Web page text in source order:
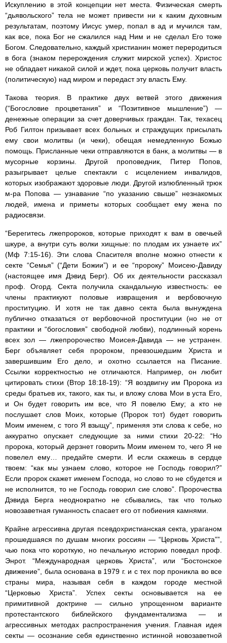
Искуплению в этой концепции нет места. Физическая смерть
“дьявольского” тела не может привести ни к каким духовным
результатам, поэтому Иисус умер, попал в ад и мучился там,
как все, пока Бог не сжалился над Ним и не сделал Его тоже
Богом. Следовательно, каждый христианин может переродиться
в бога (знаком перерождения служит мирской успех). Христос
не обладает никакой силой и ждет, пока церковь получит власть
(политическую) над миром и передаст эту власть Ему.
Такова теория. В практике двух ветвей этого движения
(“Богословие процветания” и “Позитивное мышление”) —
денежные операции за счет доверчивых граждан. Так, техасец
Роб Гилтон призывает всех больных и страждущих присылать
ему свои молитвы (и чеки), обещая немедленную Божью
помощь. Присланные чеки отправляются в банк, а молитвы — в
мусорные корзины. Другой проповедник, Питер Попов,
разыгрывает целые спектакли с исцелением инвалидов,
которых изображают здоровые люди. Другой излюбленный трюк
м-ра Попова — узнавание “по указанию свыше” незнакомых
людей, имена и приметы которых сообщает ему жена по
радиосвязи.
“Берегитесь лжепророков, которые приходят к вам в овечьей
шкуре, а внутри суть волки хищные: по плодам их узнаете их”
(Мф 7:15-16). Эти слова Спасителя вполне можно отнести к
секте “Семья” (“Дети Божии”) и ее “пророку” Моисею-Давиду
(настоящее имя Дэвид Берг). Об их деятельности рассказал
проф. Огорд. Секта получила скандальную известность: ее
члены практикуют половые извращения и вербовочную
проституцию. И хотя не так давно секта была вынуждена
публично отказаться от вербовочной проституции (но не от
практики и “богословия” свободной любви), подлинный корень
всех зол — лжепророчество Моисея-Давида — не устранен.
Берг объявляет себя пророком, превзошедшим Христа и
завершившим Его дело, и охотно ссылается на Писание.
Ссылки корректностью не отличаются. Например, он любит
цитировать стихи (Втор 18:18-19): “Я воздвигну им Пророка из
среды братьев их, такого, как ты, и вложу слова Мои в уста Его,
и Он будет говорить им все, что Я повелю Ему; а кто не
послушает слов Моих, которые (Пророк тот) будет говорить
Моим именем, с того Я взыщу”, применяя эти слова к себе, но
аккуратно опускает следующие за ними стихи 20-22: “Но
пророка, который дерзнет говорить Моим именем то, чего Я не
повелел ему… предайте смерти. И если скажешь в сердце
твоем: “как мы узнаем слово, которое не Господь говорил?”
Если пророк скажет именем Господа, но слово то не сбудется и
не исполнится, то не Господь говорил сие слово”. Пророчества
Дэвида Берга неоднократно не сбывались, так что только
новозаветная гуманность спасает его от побиения камнями.
Крайне агрессивна другая псевдохристианская секта, ураганом
прошедшаяся по душам многих россиян — “Церковь Христа””,
чью пока что короткую, но печальную историю поведал проф.
Энрот. “Международная церковь Христа”, или “Бостонское
движение”, была основана в 1979 г. и с тех пор проникла во все
страны мира, называя себя в каждом городе местной
“Церковью Христа”. Успех секты основывается на ее
примитивной доктрине — сильно упрощенном варианте
протестантского библейского фундаментализма — и
агрессивных методах распространения учения. Главная идея
секты — осознание себя единственно истинной новозаветной